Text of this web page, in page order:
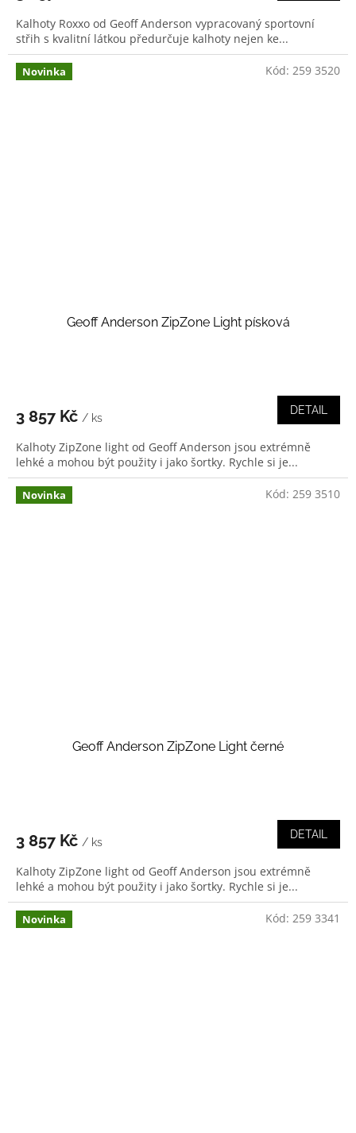
Kalhoty Roxxo od Geoff Anderson vypracovaný sportovní
střih s kvalitní látkou předurčuje kalhoty nejen ke...
Novinka
Geoff Anderson ZipZone Light písková
3 857 Kč / ks
DETAIL
Kalhoty ZipZone light od Geoff Anderson jsou extrémně
lehké a mohou být použity i jako šortky. Rychle si je...
Kód: 259 3520
Novinka
Geoff Anderson ZipZone Light černé
3 857 Kč / ks
DETAIL
Kalhoty ZipZone light od Geoff Anderson jsou extrémně
lehké a mohou být použity i jako šortky. Rychle si je...
Kód: 259 3510
Novinka Kód: 259 3341